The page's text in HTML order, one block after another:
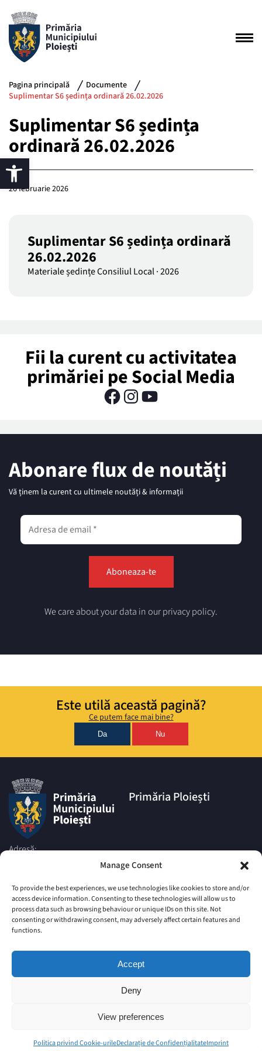
Manage Consent
To provide the best experiences, we use technologies like cookies to store and/or
access device information. Consenting to these technologies will allow us to
process data such as browsing behaviour or unique IDs on this site. Not
consenting or withdrawing consent, may adversely affect certain features and
functions.
Accept
Deny
View preferences
Politica privind Cookie-urileDeclarație de ConfidențialitateImprint
Pagina principală
Documente
Suplimentar S6 ședința ordinară 26.02.2026
Suplimentar S6 ședința
ordinară 26.02.2026
26 februarie 2026
Suplimentar S6 ședința ordinară
26.02.2026
Materiale ședințe Consiliul Local·2026
Fii la curent cu activitatea
primăriei pe Social Media
Abonare flux de noutăți
Vă ținem la curent cu ultimele noutăți & informații
We care about your data in our privacy policy.
Este utilă această pagină?
Ce putem face mai bine?
Da Nu
Adresă:
Ploiesti, Judetul Prahova, cod
Telefon:
+4 0244 516 699|+4 0244 595
063
+4 0244 984
Email:
Primăria Ploiești
© Primăria Municipiului Ploiesti
Politica privind Cookie-urile